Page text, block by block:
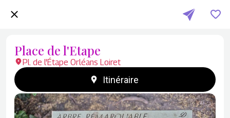
Place de l'Etape
Pl. de l'Étape Orléans Loiret
Itinéraire